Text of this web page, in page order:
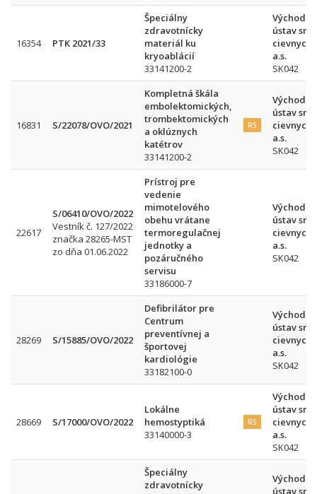
16354 PTK 2021/33
Špeciálny
zdravotnícky
materiál ku
kryoablácií
33141200-2
ústav
cievnych
a.s.
SK042
16831 S/22078/OVO/2021
Kompletná škála
embolektomických,
trombektomických
a oklúznych
katétrov
33141200-2
RS
ústav
cievnych
a.s.
SK042
22617
S/06410/OVO/2022
Vestník č. 127/2022
značka 28265-MST
zo dňa 01.06.2022
Prístroj pre
vedenie
mimotelového
obehu vrátane
termoregulačnej
jednotky a
pozáručného
servisu
33186000-7
ústav
cievnych
a.s.
SK042
28269 S/15885/OVO/2022
Defibrilátor pre
Centrum
preventívnej a
športovej
kardiológie
33182100-0
ústav
cievnych
a.s.
SK042
28669 S/17000/OVO/2022
Lokálne
hemostyptiká
33140000-3
RS
ústav
cievnych
a.s.
SK042
Špeciálny
zdravotnícky
ústav